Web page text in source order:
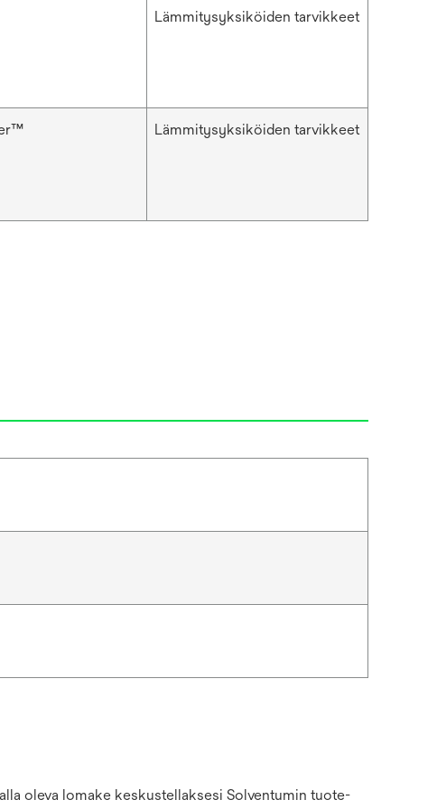
Lämmitysyksiköiden tarvikkeet
Lämmitysyksiköiden tarvikkeet
oleva lomake keskustellaksesi Solventumin tuote-